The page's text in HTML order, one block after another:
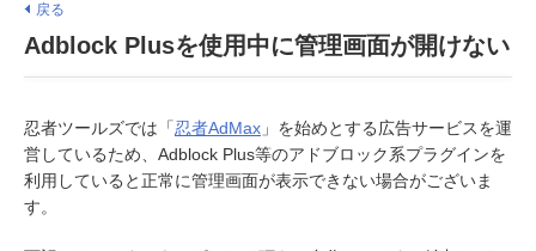
戻る
Adblock Plusを使用中に管理画面が開けない
忍者ツールズでは「忍者AdMax 」を始めとする広告サービスを運
営しているため、Adblock Plus等のアドブロック系プラグインを
利用していると正常に管理画面が表示できない場合がございま
す。